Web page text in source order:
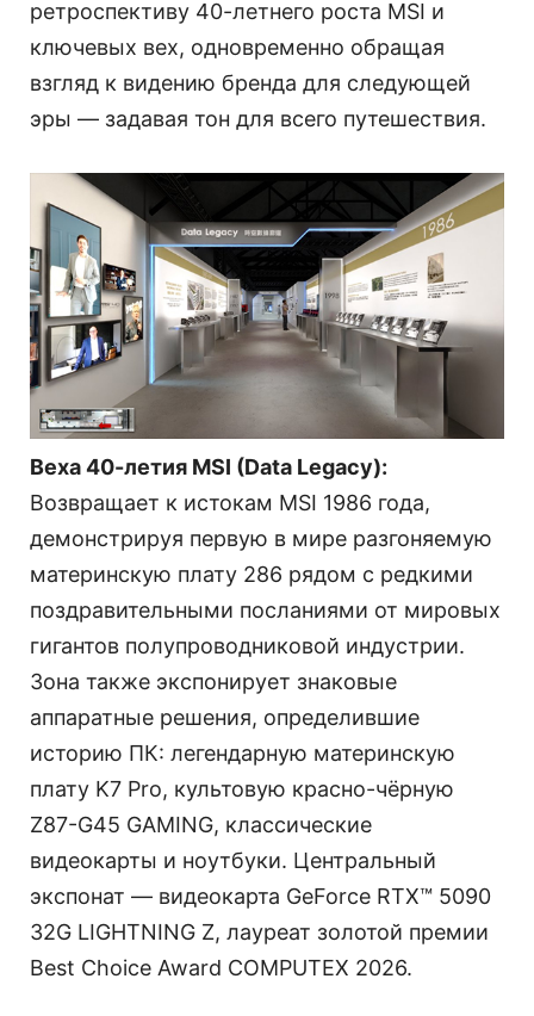
ретроспективу 40-летнего роста MSI и
ключевых вех, одновременно обращая
взгляд к видению бренда для следующей
эры — задавая тон для всего путешествия.
Веха 40-летия MSI (Data Legacy):
Возвращает к истокам MSI 1986 года,
демонстрируя первую в мире разгоняемую
материнскую плату 286 рядом с редкими
поздравительными посланиями от мировых
гигантов полупроводниковой индустрии.
Зона также экспонирует знаковые
аппаратные решения, определившие
историю ПК: легендарную материнскую
плату K7 Pro, культовую красно-чёрную
Z87-G45 GAMING, классические
видеокарты и ноутбуки. Центральный
экспонат — видеокарта GeForce RTX™ 5090
32G LIGHTNING Z, лауреат золотой премии
Best Choice Award COMPUTEX 2026.